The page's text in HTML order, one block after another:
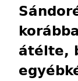
átélte,